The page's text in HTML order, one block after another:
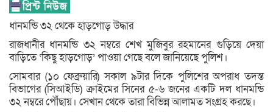
ধানমন্ডি ৩২ থেকে হাড়গোড় উদ্ধার
রাজধানীর ধানমন্ডি ৩২ নম্বরে শেখ মুজিবুর রহমানের গুড়িয়ে দেয়া
বাড়িতে ‘কিছু হাড়গোড়’ পাওয়া গেছে বলে জানিয়েছে পুলিশ।
সোমবার (১০ ফেব্রুয়ারি) সকাল ৯টার দিকে পুলিশের অপরাধ তদন্ত
বিভাগের (সিআইডি) ক্রাইমের সিনের ৫-৬ জনের একটি দল ধানমন্ডি
৩২ নম্বরে পৌঁছায়। সেখান থেকে তারা বিভিন্ন আলামত সংগ্রহ করছে।